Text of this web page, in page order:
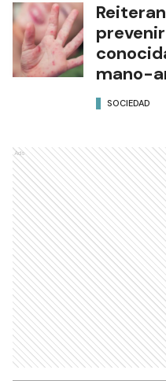
mano-
SOCIEDAD
Ads